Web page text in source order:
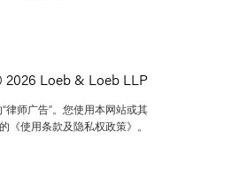
Loeb & Loeb LLP
师广告”。您使用本网站或其
《使用条款及隐私权政策》。